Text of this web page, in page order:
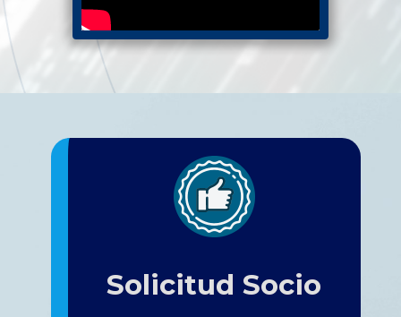
Solicitud Socio